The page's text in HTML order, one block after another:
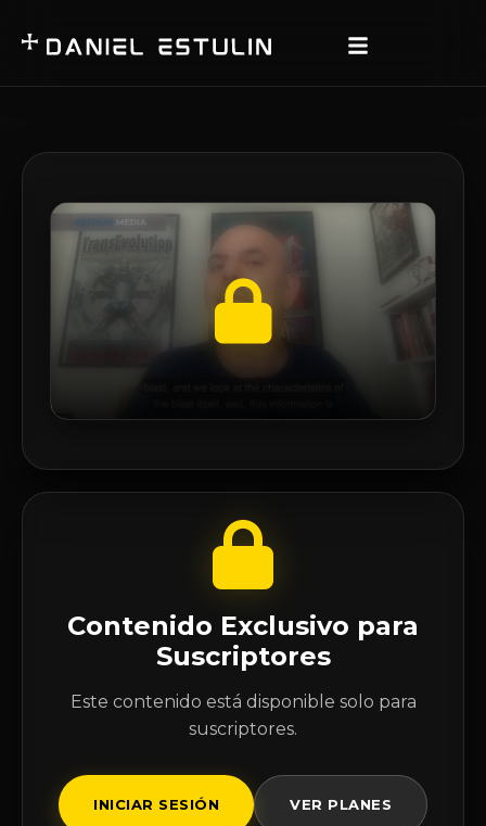
Contenido Exclusivo para
Suscriptores
Este contenido está disponible solo para
suscriptores.
INICIAR SESIÓN VER PLANES